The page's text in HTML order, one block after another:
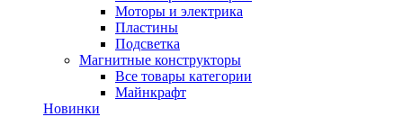
Моторы и электрика
Пластины
Подсветка
Магнитные конструкторы
Все товары категории
Майнкрафт
Новинки